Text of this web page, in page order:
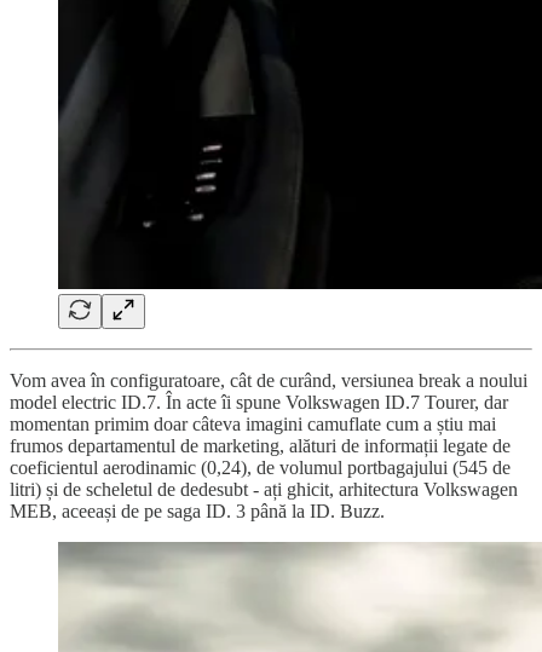
Vom avea în configuratoare, cât de curând, versiunea break a noului
model electric ID.7. În acte îi spune Volkswagen ID.7 Tourer, dar
momentan primim doar câteva imagini camuflate cum a știu mai
frumos departamentul de marketing, alături de informații legate de
coeficientul aerodinamic (0,24), de volumul portbagajului (545 de
litri) și de scheletul de dedesubt - ați ghicit, arhitectura Volkswagen
MEB, aceeași de pe saga ID. 3 până la ID. Buzz.